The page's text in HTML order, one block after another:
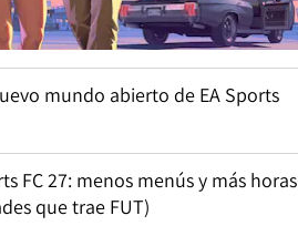
mundo abierto de EA Sports
FC 27: menos menús y más horas
que trae FUT)